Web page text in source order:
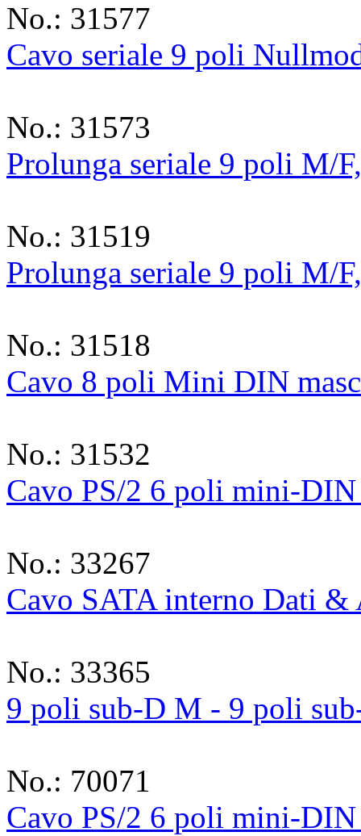
No.: 31577
Cavo seriale 9 poli
No.: 31573
Prolunga seriale 9 poli M/
No.: 31519
Prolunga seriale 9 poli M/
No.: 31518
Cavo 8 poli Mini DIN
No.: 31532
Cavo PS/2 6 poli mini-
No.: 33267
Cavo SATA interno Dati
No.: 33365
9 poli sub-D M - 9 poli
No.: 70071
Cavo PS/2 6 poli mini-